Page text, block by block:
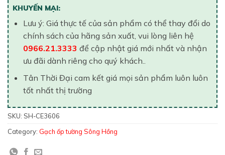
KHUYẾN MẠI:
Lưu ý: Giá thực tế của sản phẩm có thể thay đổi do
chính sách của hãng sản xuất, vui lòng liên hệ
0966.21.3333 để cập nhật giá mới nhất và nhận
ưu đãi dành riêng cho quý khách..
Tân Thời Đại cam kết giá mọi sản phẩm luôn luôn
tốt nhất thị trường
SKU: SH-CE3606
Category: Gạch ốp tường Sông Hồng